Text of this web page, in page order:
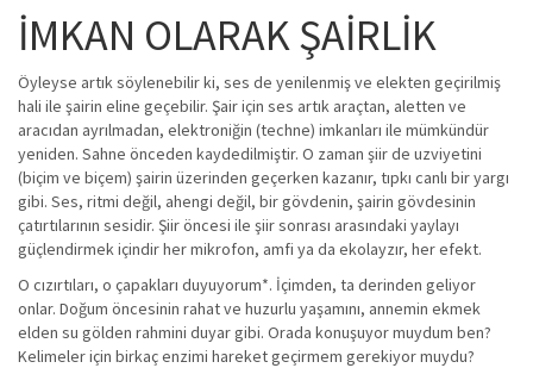
İMKAN OLARAK ŞAİRLİK
Öyleyse artık söylenebilir ki, ses de yenilenmiş ve elekten geçirilmiş
hali ile şairin eline geçebilir. Şair için ses artık araçtan, aletten ve
aracıdan ayrılmadan, elektroniğin (techne) imkanları ile mümkündür
yeniden. Sahne önceden kaydedilmiştir. O zaman şiir de uzviyetini
(biçim ve biçem) şairin üzerinden geçerken kazanır, tıpkı canlı bir yargı
gibi. Ses, ritmi değil, ahengi değil, bir gövdenin, şairin gövdesinin
çatırtılarının sesidir. Şiir öncesi ile şiir sonrası arasındaki yaylayı
güçlendirmek içindir her mikrofon, amfi ya da ekolayzır, her efekt.
O cızırtıları, o çapakları duyuyorum*. İçimden, ta derinden geliyor
onlar. Doğum öncesinin rahat ve huzurlu yaşamını, annemin ekmek
elden su gölden rahmini duyar gibi. Orada konuşuyor muydum ben?
Kelimeler için birkaç enzimi hareket geçirmem gerekiyor muydu?